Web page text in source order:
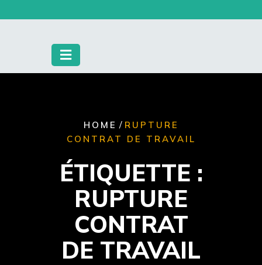
to
HOME / RUPTURE
CONTRAT DE TRAVAIL
ÉTIQUETTE :
RUPTURE
CONTRAT
DE TRAVAIL